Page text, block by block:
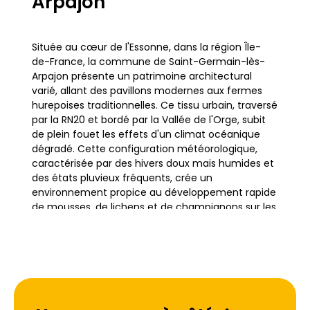
Située au cœur de l'Essonne, dans la région Île-
de-France, la commune de Saint-Germain-lès-
Arpajon présente un patrimoine architectural
varié, allant des pavillons modernes aux fermes
hurepoises traditionnelles. Ce tissu urbain, traversé
par la RN20 et bordé par la Vallée de l'Orge, subit
de plein fouet les effets d'un climat océanique
dégradé. Cette configuration météorologique,
caractérisée par des hivers doux mais humides et
des états pluvieux fréquents, crée un
environnement propice au développement rapide
de mousses, de lichens et de champignons sur les
résidentielles s'étendant vers les secteurs proches